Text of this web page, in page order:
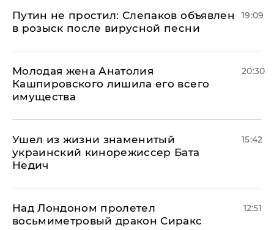
Путин не простил: Слепаков объявлен
в розыск после вирусной песни
19:09
Молодая жена Анатолия
Кашпировского лишила его всего
имущества
20:30
Ушел из жизни знаменитый
украинский кинорежиссер Бата
Недич
15:42
Над Лондоном пролетел
восьмиметровый дракон Сиракс
12:51